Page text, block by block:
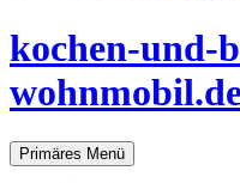
kochen-und-
Suchen
Primäres Menü